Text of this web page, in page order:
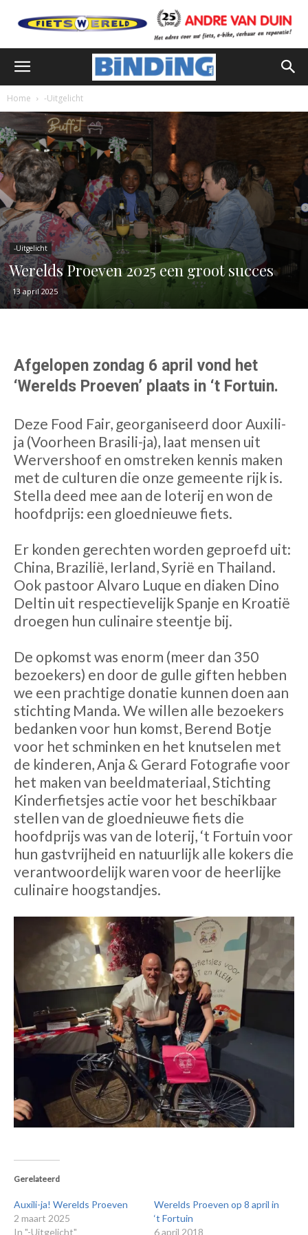
Home -Uitgelicht
-Uitgelicht
Werelds Proeven 2025 een groot succes
13 april 2025
Afgelopen zondag 6 april vond het
‘Werelds Proeven’ plaats in ‘t Fortuin.
Deze Food Fair, georganiseerd door Auxili-
ja (Voorheen Brasili-ja), laat mensen uit
Wervershoof en omstreken kennis maken
met de culturen die onze gemeente rijk is.
Stella deed mee aan de loterij en won de
hoofdprijs: een gloednieuwe fiets.
Er konden gerechten worden geproefd uit:
China, Brazilië, Ierland, Syrië en Thailand.
Ook pastoor Alvaro Luque en diaken Dino
Deltin uit respectievelijk Spanje en Kroatië
droegen hun culinaire steentje bij.
De opkomst was enorm (meer dan 350
bezoekers) en door de gulle giften hebben
we een prachtige donatie kunnen doen aan
stichting Manda. We willen alle bezoekers
bedanken voor hun komst, Berend Botje
voor het schminken en het knutselen met
de kinderen, Anja & Gerard Fotografie voor
het maken van beeldmateriaal, Stichting
Kinderfietsjes actie voor het beschikbaar
stellen van de gloednieuwe fiets die
hoofdprijs was van de loterij, ‘t Fortuin voor
hun gastvrijheid en natuurlijk alle kokers die
verantwoordelijk waren voor de heerlijke
culinaire hoogstandjes.
Gerelateerd
Auxili-ja! Werelds Proeven
2 maart 2025
In "-Uitgelicht"
Werelds Proeven op 8 april in
‘t Fortuin
6 april 2018